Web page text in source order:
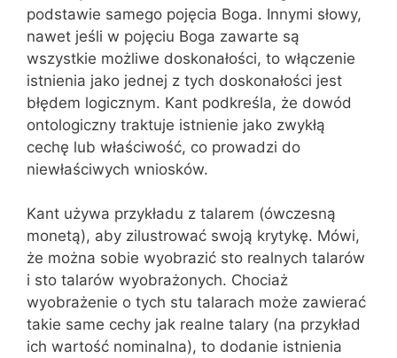
podstawie samego pojęcia Boga. Innymi słowy,
nawet jeśli w pojęciu Boga zawarte są
wszystkie możliwe doskonałości, to włączenie
istnienia jako jednej z tych doskonałości jest
błędem logicznym. Kant podkreśla, że dowód
ontologiczny traktuje istnienie jako zwykłą
cechę lub właściwość, co prowadzi do
niewłaściwych wniosków.
Kant używa przykładu z talarem (ówczesną
monetą), aby zilustrować swoją krytykę. Mówi,
że można sobie wyobrazić sto realnych talarów
i sto talarów wyobrażonych. Chociaż
wyobrażenie o tych stu talarach może zawierać
takie same cechy jak realne talary (na przykład
ich wartość nominalna), to dodanie istnienia